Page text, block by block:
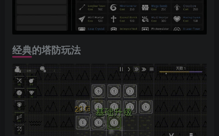
经典的塔防玩法